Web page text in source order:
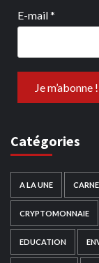
E-mail*
Catégories
A LA UNE
CRYPTOMONNAIE
EDUCATION